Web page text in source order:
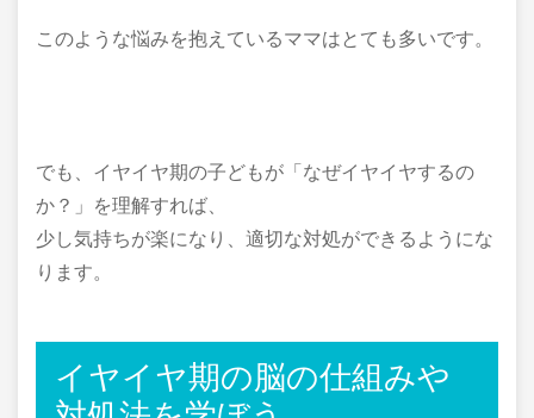
このような悩みを抱えているママはとても多いです。
でも、イヤイヤ期の子どもが「なぜイヤイヤするの
か？」を理解すれば、
少し気持ちが楽になり、適切な対処ができるようにな
ります。
イヤイヤ期の脳の仕組みや